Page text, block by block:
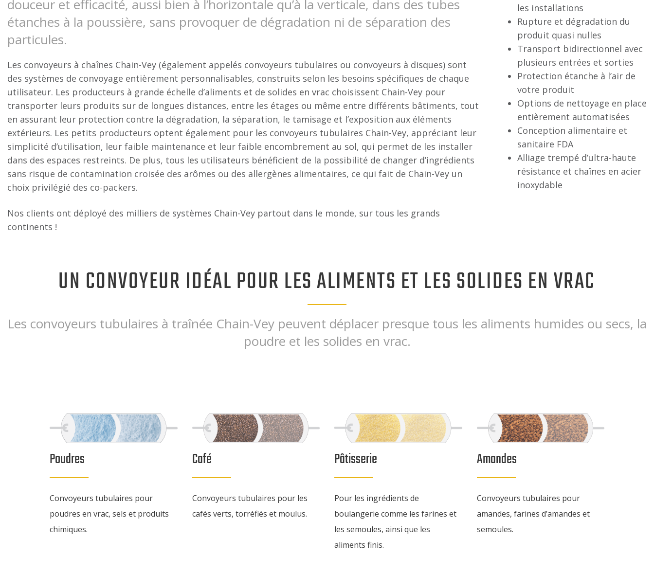
douceur et efficacité, aussi bien à l’horizontale qu’à la verticale, dans des tubes
étanches à la poussière, sans provoquer de dégradation ni de séparation des
particules.
Les convoyeurs à chaînes Chain-Vey (également appelés convoyeurs tubulaires ou convoyeurs à disques) sont
des systèmes de convoyage entièrement personnalisables, construits selon les besoins spécifiques de chaque
utilisateur. Les producteurs à grande échelle d’aliments et de solides en vrac choisissent Chain-Vey pour
transporter leurs produits sur de longues distances, entre les étages ou même entre différents bâtiments, tout
en assurant leur protection contre la dégradation, la séparation, le tamisage et l’exposition aux éléments
extérieurs. Les petits producteurs optent également pour les convoyeurs tubulaires Chain-Vey, appréciant leur
simplicité d’utilisation, leur faible maintenance et leur faible encombrement au sol, qui permet de les installer
dans des espaces restreints. De plus, tous les utilisateurs bénéficient de la possibilité de changer d’ingrédients
sans risque de contamination croisée des arômes ou des allergènes alimentaires, ce qui fait de Chain-Vey un
choix privilégié des co-packers.
Nos clients ont déployé des milliers de systèmes Chain-Vey partout dans le monde, sur tous les grands
continents !
les installations
Rupture et dégradation du
produit quasi nulles
Transport bidirectionnel avec
plusieurs entrées et sorties
Protection étanche à l’air de
votre produit
Options de nettoyage en place
entièrement automatisées
Conception alimentaire et
sanitaire FDA
Alliage trempé d’ultra-haute
résistance et chaînes en acier
inoxydable
UN CONVOYEUR IDÉAL POUR LES ALIMENTS ET LES SOLIDES EN VRAC
Les convoyeurs tubulaires à traînée Chain-Vey peuvent déplacer presque tous les aliments humides ou secs, la
poudre et les solides en vrac.
Poudres
Convoyeurs tubulaires pour
poudres en vrac, sels et produits
chimiques.
Café
Convoyeurs tubulaires pour les
cafés verts, torréfiés et moulus.
Pâtisserie
Pour les ingrédients de
boulangerie comme les farines et
les semoules, ainsi que les
aliments finis.
Amandes
Convoyeurs tubulaires pour
amandes, farines d’amandes et
semoules.